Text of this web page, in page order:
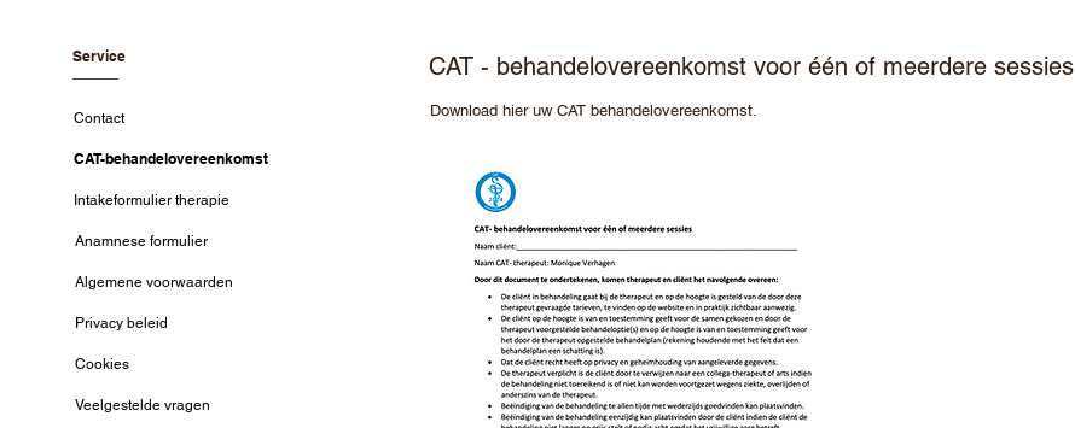
Service
Contact
CAT-behandelovereenkomst
Intakeformulier therapie
Anamnese formulier
Algemene voorwaarden
Privacy beleid
Cookies
Veelgestelde vragen
CAT - behandelovereenkomst voor één of meerdere sessies
Download hier uw CAT behandelovereenkomst.